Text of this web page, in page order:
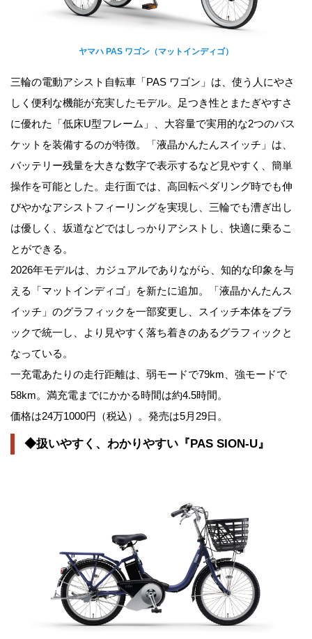
ヤマハ PAS ワゴン（マットインディゴ）
三輪の電動アシスト自転車「PAS ワゴン」は、使う人にやさ
しく便利な機能が充実したモデル。足つき性とまたぎやすさ
に優れた「低床U型フレーム」、大容量で実用的な2つのバス
ケットを装備するのが特徴。「液晶かんたんスイッチ」は、
バッテリー残量を大きな数字で表示するなど見やすく、簡単
操作を可能とした。走行面では、高回転ペダリング時でも伸
びやかなアシストフィーリングを実現し、三輪でも漕ぎ出し
は優しく、坂道などではしっかりアシストし、快適に乗るこ
とができる。
2026年モデルは、カジュアルでありながら、知的な印象を与
える「マットインディゴ」を新たに追加。「液晶かんたんス
イッチ」のグラフィックを一部変更し、スイッチ本体をブラ
ックで統一し、より見やすく落ち着きのあるグラフィックと
なっている。
一充電あたりの走行距離は、弱モードで79km、強モードで
58km。満充電までにかかる時間は約4.5時間。
価格は24万1000円（税込）。発売は5月29日。
◆扱いやすく、わかりやすい『PAS SION-U』